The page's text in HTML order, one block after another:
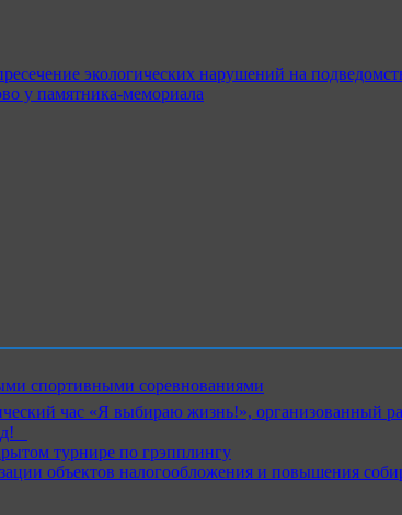
экологических нарушений на
у памятника-мемориала
спортивными соревнованиями
час «Я выбираю жизнь!», организованный
турнире по грэпплингу
объектов налогообложения и повышения